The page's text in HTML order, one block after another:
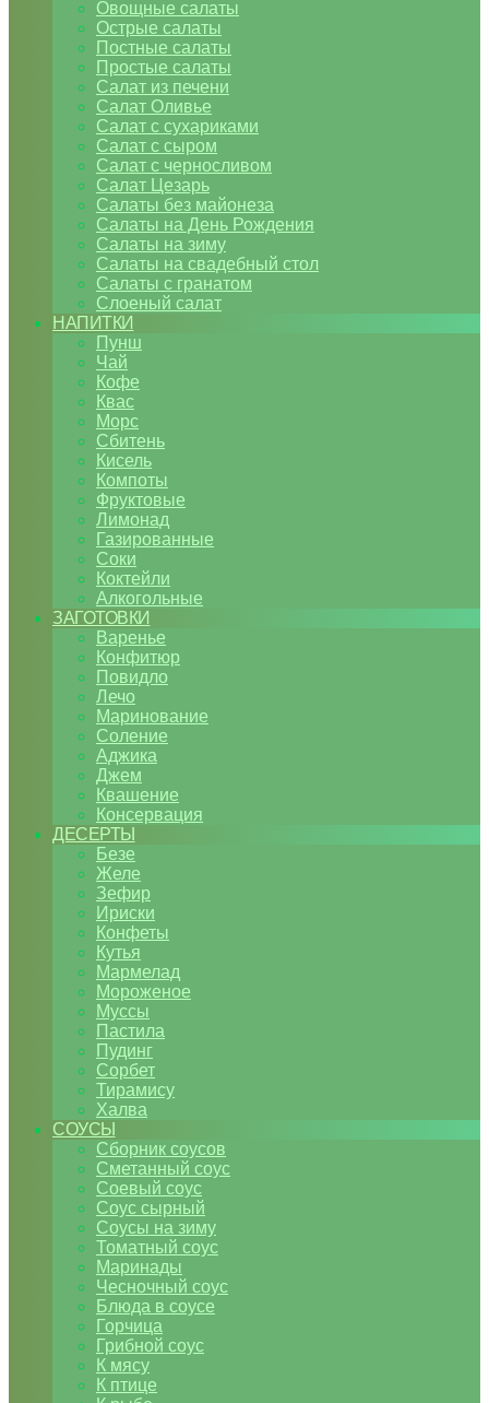
Овощные салаты
Острые салаты
Постные салаты
Простые салаты
Салат из печени
Салат Оливье
Салат с сухариками
Салат с сыром
Салат с черносливом
Салат Цезарь
Салаты без майонеза
Салаты на День Рождения
Салаты на зиму
Салаты на свадебный стол
Салаты с гранатом
Слоеный салат
НАПИТКИ
Пунш
Чай
Кофе
Квас
Морс
Сбитень
Кисель
Компоты
Фруктовые
Лимонад
Газированные
Соки
Коктейли
Алкогольные
ЗАГОТОВКИ
Варенье
Конфитюр
Повидло
Лечо
Маринование
Соление
Аджика
Джем
Квашение
Консервация
ДЕСЕРТЫ
Безе
Желе
Зефир
Ириски
Конфеты
Кутья
Мармелад
Мороженое
Муссы
Пастила
Пудинг
Сорбет
Тирамису
Халва
СОУСЫ
Сборник соусов
Сметанный соус
Соевый соус
Соус сырный
Соусы на зиму
Томатный соус
Маринады
Чесночный соус
Блюда в соусе
Горчица
Грибной соус
К мясу
К птице